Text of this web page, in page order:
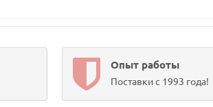
Опыт работы
Поставки с 1993 года!